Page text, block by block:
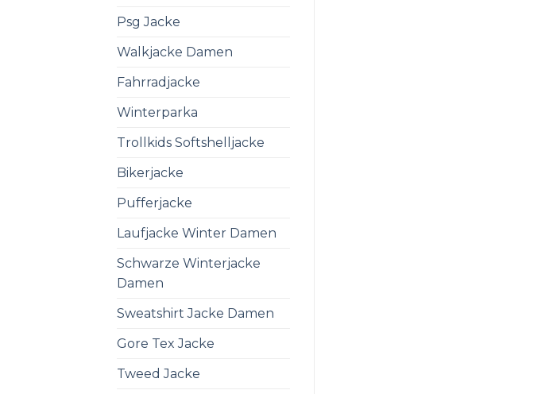
Psg Jacke
Walkjacke Damen
Fahrradjacke
Winterparka
Trollkids Softshelljacke
Bikerjacke
Pufferjacke
Laufjacke Winter Damen
Schwarze Winterjacke
Damen
Sweatshirt Jacke Damen
Gore Tex Jacke
Tweed Jacke